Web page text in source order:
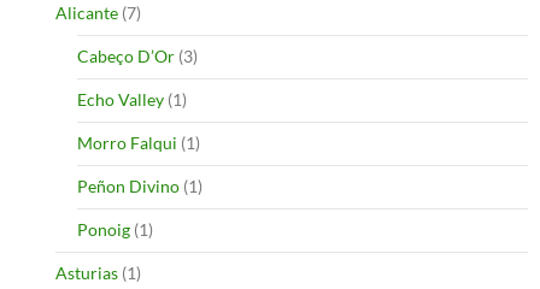
Alicante (7)
Cabeço D’Or (3)
Echo Valley (1)
Morro Falqui (1)
Peñon Divino (1)
Ponoig (1)
Asturias (1)